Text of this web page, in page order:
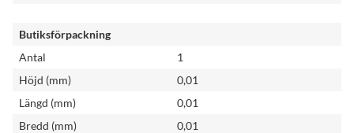
Butiksförpackning
Antal
1
Höjd (mm)
0,01
Längd (mm)
0,01
Bredd (mm)
0,01